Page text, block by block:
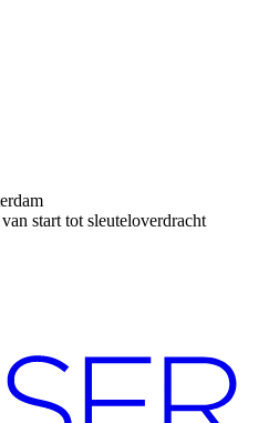
start tot sleuteloverdracht